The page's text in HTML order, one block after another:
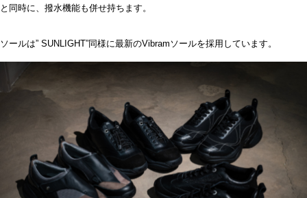
と同時に、撥水機能も併せ持ちます。
ソールは” SUNLIGHT”同様に最新のVibram ソールを採用しています。